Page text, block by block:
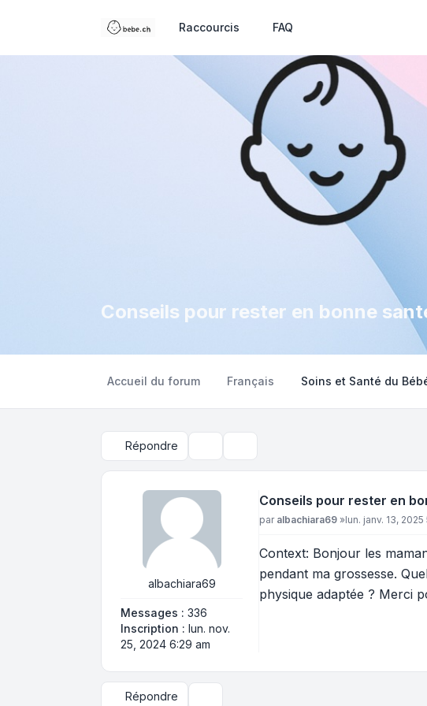
Raccourcis FAQ
Conseils pour rester en bonne
Accueil du forum Français Soins et Santé du
Répondre
albachiara69
Messages : 336
Inscription : lun. nov.
25, 2024 6:29 am
Conseils pour rester en
Message
par albachiara69 »lun. janv. 13, 2025
Context: Bonjour les
pendant ma grossesse.
physique adaptée ? Merci
Répondre